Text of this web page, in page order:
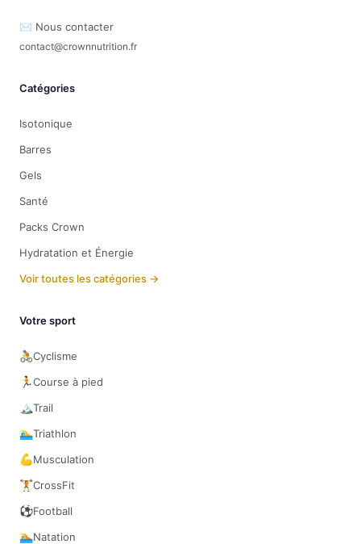
✉️ Nous contacter
contact@crownnutrition.fr
Catégories
Isotonique
Barres
Gels
Santé
Packs Crown
Hydratation et Énergie
Voir toutes les catégories →
Votre sport
🚴Cyclisme
🏃Course à pied
🏔️Trail
🏊‍♂️Triathlon
💪Musculation
🏋️CrossFit
⚽Football
🏊Natation